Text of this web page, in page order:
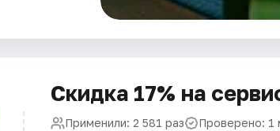
Скидка 17% на
Применили: 2 581 раз Проверено: 1